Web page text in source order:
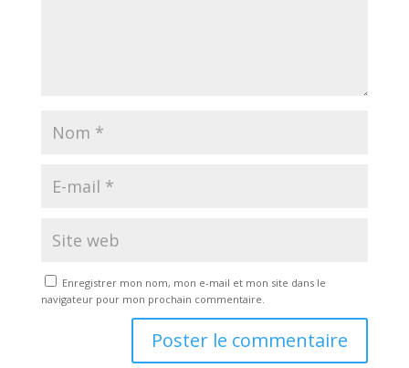
Enregistrer mon nom, mon e-mail et mon site dans le
navigateur pour mon prochain commentaire.